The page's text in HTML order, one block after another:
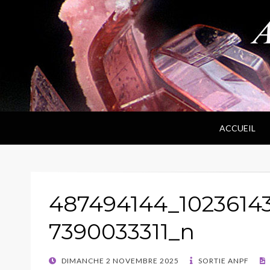
ANPF
Association Nantaise Pierres et Fossiles
ACCUEIL
7390033311_n
POSTED
DIMANCHE 2 NOVEMBRE 2025 SORTIE ANPF